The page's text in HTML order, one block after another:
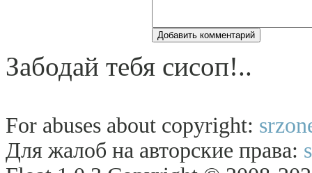
Забодай тебя сисоп!..
For abuses about copyright:
Для жалоб на авторские права: